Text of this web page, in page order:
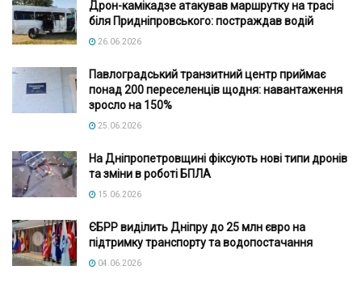
Дрон-камікадзе атакував маршрутку на трасі
біля Придніпровського: постраждав водій
26.06.2026
Павлоградський транзитний центр приймає
понад 200 переселенців щодня: навантаження
зросло на 150%
25.06.2026
На Дніпропетровщині фіксують нові типи дронів
та зміни в роботі БПЛА
15.06.2026
ЄБРР виділить Дніпру до 25 млн євро на
підтримку транспорту та водопостачання
04.06.2026